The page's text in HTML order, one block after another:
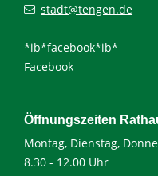
stadt@tengen.de
*ib*facebook*ib*
Facebook
Öffnungszeiten
Montag, Dienstag,
8.30 - 12.00 Uhr